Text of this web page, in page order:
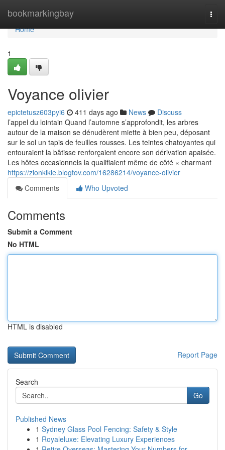
bookmarkingbay
Home
Home
1
Voyance olivier
epictetusz603pyi6 411 days ago News
Discuss
l’appel du lointain Quand l’automne s’approfondit, les arbres
autour de la maison se dénudèrent miette à bien peu, déposant
sur le sol un tapis de feuilles rousses. Les teintes chatoyantes qui
entouraient la bâtisse renforçaient encore son dérivation apaisée.
Les hôtes occasionnels la qualifiaient même de côté « charmant
https://zionklkie.blogtov.com/16286214/voyance-olivier
Comments
Who Upvoted
Comments
Submit a Comment
No HTML
HTML is disabled
Report Page
Search
Go
Published News
1 Sydney Glass Pool Fencing: Safety & Style
1 Royaleluxe: Elevating Luxury Experiences